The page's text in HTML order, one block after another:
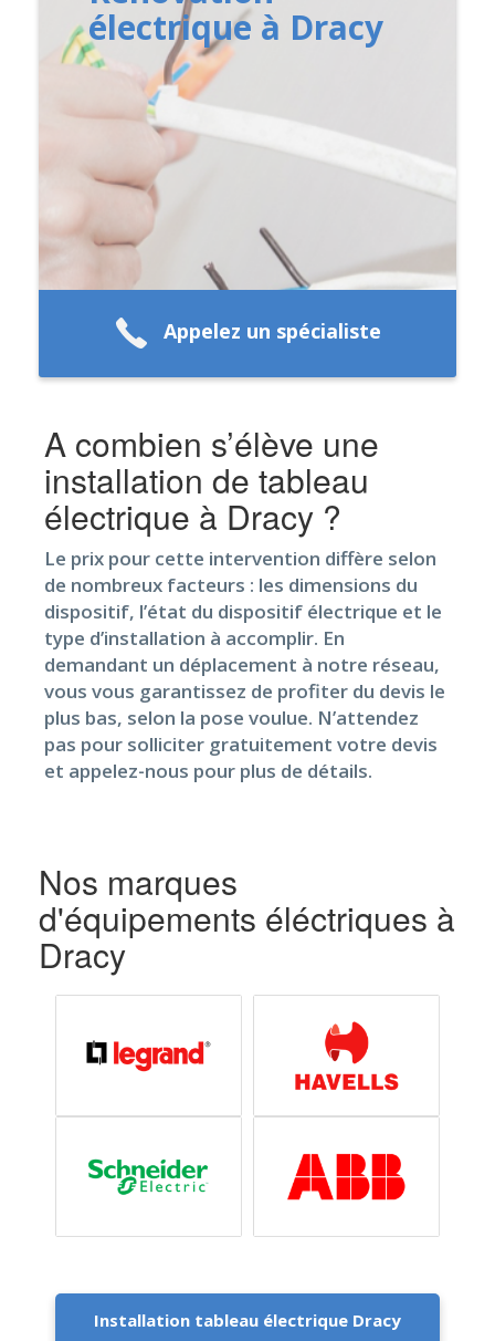
électrique à Dracy
Appelez un spécialiste
A combien s’élève une
installation de tableau
électrique à Dracy ?
Le prix pour cette intervention diffère selon
de nombreux facteurs : les dimensions du
dispositif, l’état du dispositif électrique et le
type d’installation à accomplir. En
demandant un déplacement à notre réseau,
vous vous garantissez de profiter du devis le
plus bas, selon la pose voulue. N’attendez
pas pour solliciter gratuitement votre devis
et appelez-nous pour plus de détails.
Nos marques
d'équipements éléctriques à
Dracy
Installation tableau électrique Dracy